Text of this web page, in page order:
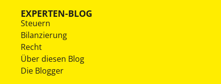
EXPERTEN-BLOG
Steuern
Bilanzierung
Recht
Über diesen Blog
Die Blogger